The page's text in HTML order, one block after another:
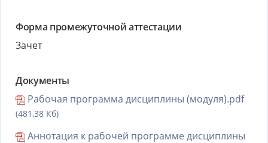
Форма промежуточной аттестации
Зачет
Документы
Рабочая программа дисциплины (модуля).pdf
(481,38 Кб)
Аннотация к рабочей программе дисциплины